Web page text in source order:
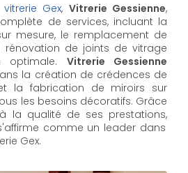
Gex, Vitrerie Gessienne,
de services, incluant la
mesure, le remplacement de
rénovation de joints de vitrage
optimale. Vitrerie Gessienne
la création de crédences de
la fabrication de miroirs sur
les besoins décoratifs. Grâce
la qualité de ses prestations,
comme un leader dans
Gex.